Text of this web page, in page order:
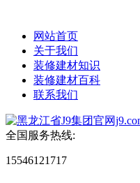
网站首页
关于我们
装修建材知识
装修建材百科
联系我们
全国服务热线:
15546121717